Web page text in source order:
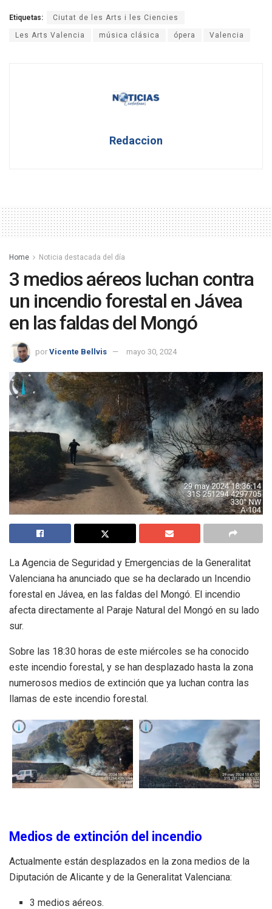
Etiquetas: Ciutat de les Arts i les Ciencies
Les Arts Valencia música clásica ópera Valencia
Redaccion
Home Noticia destacada del día
3 medios aéreos luchan contra
un incendio forestal en Jávea
en las faldas del Mongó
por Vicente Bellvis mayo 30, 2024
La Agencia de Seguridad y Emergencias de la Generalitat
Valenciana ha anunciado que se ha declarado un Incendio
forestal en Jávea, en las faldas del Mongó. El incendio
afecta directamente al Paraje Natural del Mongó en su lado
sur.
Sobre las 18:30 horas de este miércoles se ha conocido
este incendio forestal, y se han desplazado hasta la zona
numerosos medios de extinción que ya luchan contra las
llamas de este incendio forestal.
Medios de extinción del incendio
Actualmente están desplazados en la zona medios de la
Diputación de Alicante y de la Generalitat Valenciana:
3 medios aéreos.